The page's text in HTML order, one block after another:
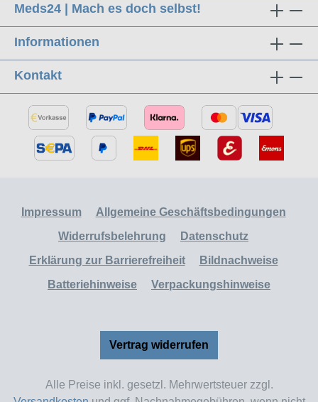
Meds24 | Mach es doch selbst!
Informationen
Kontakt
Impressum
Allgemeine Geschäftsbedingungen
Widerrufsbelehrung
Datenschutz
Erklärung zur Barrierefreiheit
Bildnachweise
Batteriehinweise
Verpackungshinweise
Vertrag widerrufen
Alle Preise inkl. gesetzl. Mehrwertsteuer zzgl.